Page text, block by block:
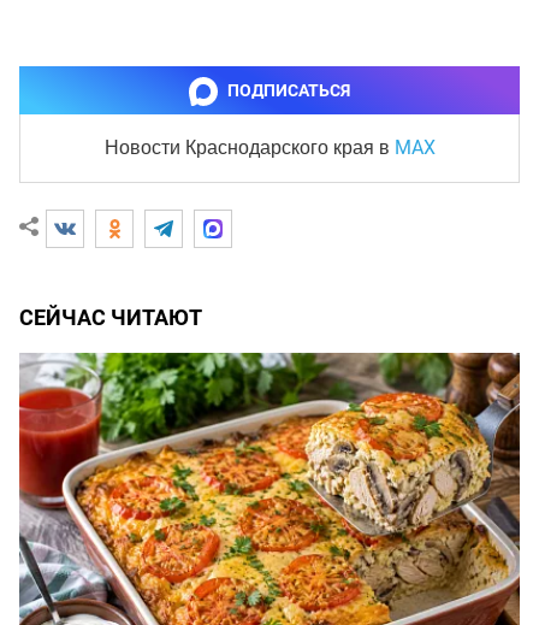
ПОДПИСАТЬСЯ
Новости Краснодарского края в MAX
СЕЙЧАС ЧИТАЮТ